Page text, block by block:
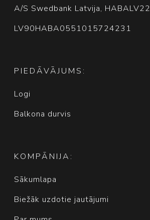
A/S Swedbank Latvija, HABALV22
LV90HABA0551015724231
PIEDĀVĀJUMS:
Logi
Balkona durvis
KOMPĀNIJA:
Sākumlapa
Biežāk uzdotie jautājumi